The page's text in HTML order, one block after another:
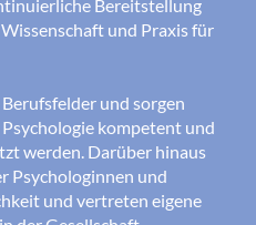
Bereitstellung
und Praxis für
und sorgen
kompetent und
werden. Darüber hinaus
Psychologinnen und
und vertreten eigene